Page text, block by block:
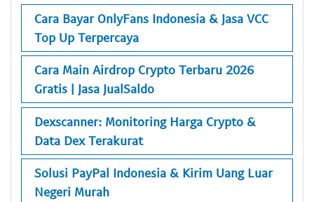
Cara Bayar OnlyFans Indonesia & Jasa VCC
Top Up Terpercaya
Cara Main Airdrop Crypto Terbaru 2026
Gratis | Jasa JualSaldo
Dexscanner: Monitoring Harga Crypto &
Data Dex Terakurat
Solusi PayPal Indonesia & Kirim Uang Luar
Negeri Murah